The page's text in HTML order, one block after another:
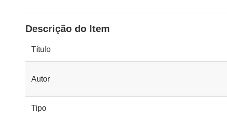
Descrição do Item
Título
Autor
Tipo